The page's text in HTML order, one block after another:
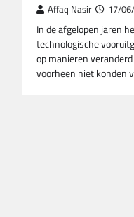
Affaq Nasir 17/
In de afgelopen jaren
technologische
op manieren
voorheen niet konden